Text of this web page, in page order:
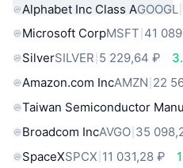
Alphabet Inc Class AGOOGL
Microsoft CorpMSFT 41
SilverSILVER 5 229,64 ₽
Amazon.com IncAMZN 22
Taiwan Semiconductor
Broadcom IncAVGO 35
SpaceXSPCX 11 031,28 ₽